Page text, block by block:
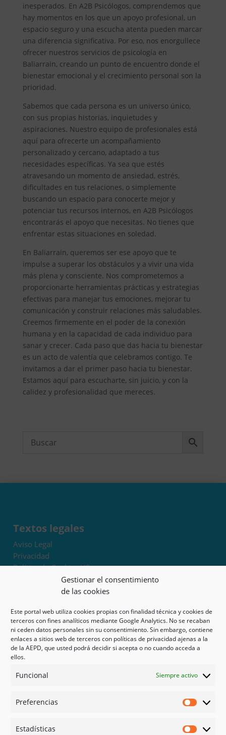
Gestionar el consentimiento
de las cookies
Este portal web utiliza cookies propias con finalidad técnica y cookies de
terceros con fines analíticos mediante Google Analytics. No se recaban
ni ceden datos personales sin su consentimiento. Sin embargo, contiene
enlaces a sitios web de terceros con políticas de privacidad ajenas a la
de la AEPD, que usted podrá decidir si acepta o no cuando acceda a
ellos.
Funcional Siempre activo
Preferencias
Estadísticas
inesperados. En A2B Psicólogos, comprendemos que
hay momentos en los que un apoyo profesional, un
espacio seguro y una escucha atenta pueden marcar
una diferencia significativa. Por eso, nos enorgullece
ofrecer nuestros servicios de psicología en
Baliarrain, creando un punto de encuentro donde el
bienestar emocional y el crecimiento personal son la
prioridad.
Sabemos que cada persona es un universo único,
con sus propias historias, inquietudes y
aspiraciones. Nuestro equipo de profesionales está
aquí para ofrecerte un acompañamiento
personalizado y cercano, adaptado a tus
necesidades específicas. Ya sea que estés
atravesando un momento de ansiedad, estrés,
dificultades en tus relaciones, o simplemente
buscando un espacio para conocerte mejor y
potenciar tus recursos internos, en A2B Psicólogos
encontrarás el apoyo que necesitas. No tienes que
enfrentar estas situaciones en soledad.
En Baliarrain, queremos ser ese apoyo que te
impulse a superar los obstáculos y a vivir una vida
más plena y consciente. Nos comprometemos a
proporcionarte herramientas prácticas y estrategias
efectivas para manejar tus emociones, mejorar tu
comunicación y construir relaciones más saludables.
Creemos firmemente en el poder de la conexión
humana y en la capacidad de cada individuo para
sanar y crecer. Cada paso que das hacia tu bienestar
es un acto de valentía que celebramos contigo. Te
invitamos a dar el primer paso hacia tu bienestar.
Estamos aquí para escucharte, sin juicio, y con la
calidez y profesionalidad que mereces.
Textos legales
Aviso Legal
Privacidad
Política de Cookies UE
Términos y condiciones
Exoneración de responsabilidad
Mapa del sitio
Mi cuenta
Tienda
Psicología en Murcia
Guías
Redes sociales
Instagram